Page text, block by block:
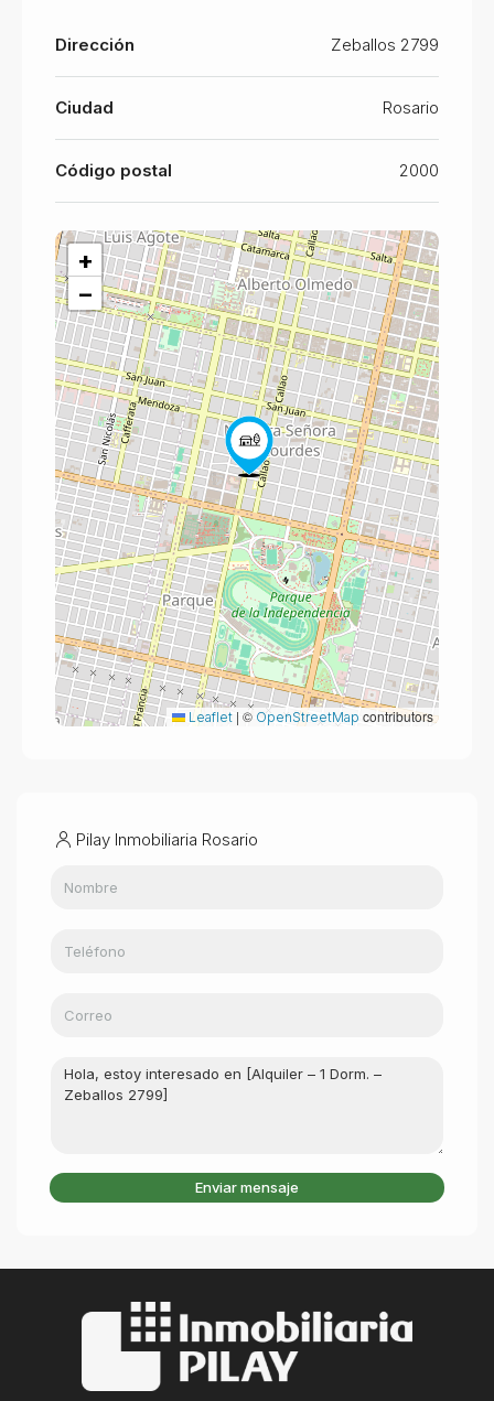
Dirección Zeballos 2799
Ciudad Rosario
Código postal 2000
+
−
Leaflet | © OpenStreetMap contributors
Pilay Inmobiliaria Rosario
Enviar mensaje